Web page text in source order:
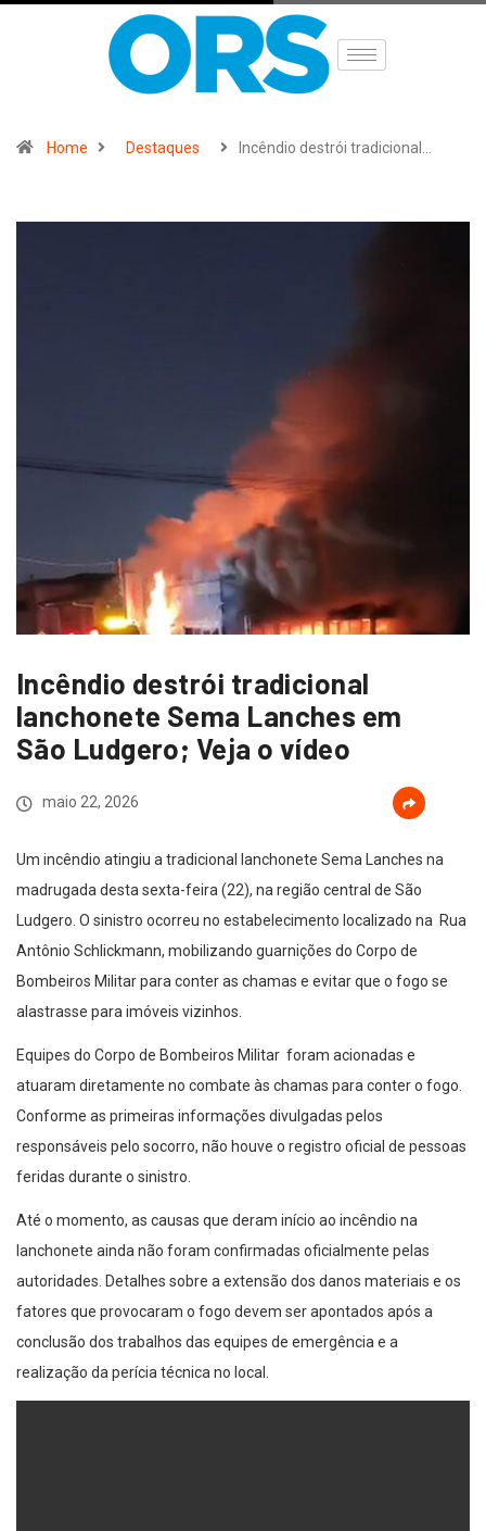
Home Destaques Incêndio destrói tradicional…
Incêndio destrói tradicional
lanchonete Sema Lanches em
São Ludgero; Veja o vídeo
maio 22, 2026
Um incêndio atingiu a tradicional lanchonete Sema Lanches na
madrugada desta sexta-feira (22), na região central de São
Ludgero. O sinistro ocorreu no estabelecimento localizado na Rua
Antônio Schlickmann, mobilizando guarnições do Corpo de
Bombeiros Militar para conter as chamas e evitar que o fogo se
alastrasse para imóveis vizinhos.
Equipes do Corpo de Bombeiros Militar foram acionadas e
atuaram diretamente no combate às chamas para conter o fogo.
Conforme as primeiras informações divulgadas pelos
responsáveis pelo socorro, não houve o registro oficial de pessoas
feridas durante o sinistro.
Até o momento, as causas que deram início ao incêndio na
lanchonete ainda não foram confirmadas oficialmente pelas
autoridades. Detalhes sobre a extensão dos danos materiais e os
fatores que provocaram o fogo devem ser apontados após a
conclusão dos trabalhos das equipes de emergência e a
realização da perícia técnica no local.